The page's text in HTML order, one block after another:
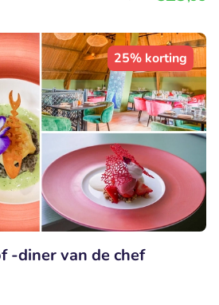
25% korting
-diner van de chef